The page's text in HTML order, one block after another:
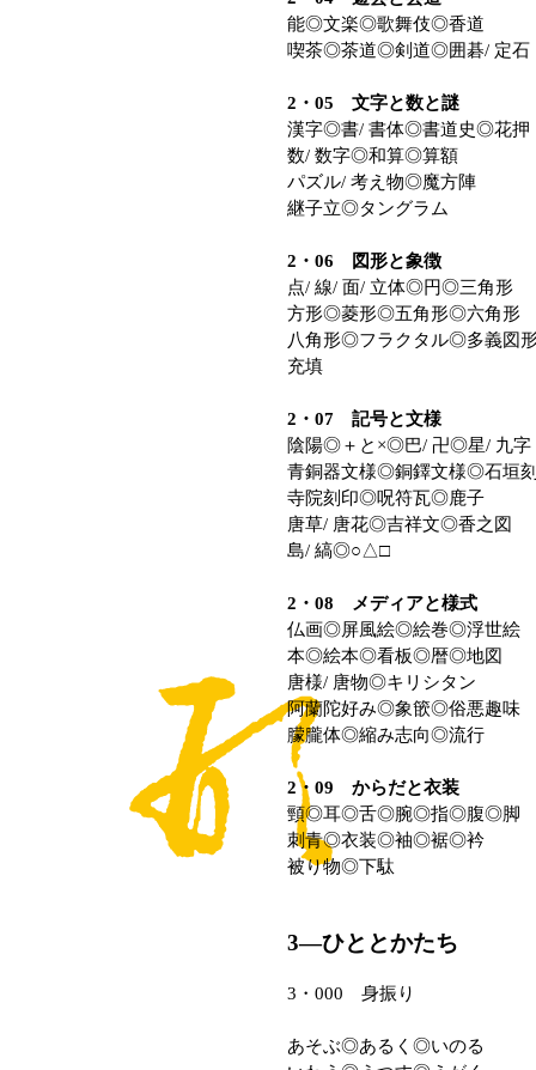
能◎文楽◎歌舞伎◎香道
喫茶◎茶道◎剣道◎囲碁/ 定石
2・05 文字と数と謎
漢字◎書/ 書体◎書道史◎花押
数/ 数字◎和算◎算額
パズル/ 考え物◎魔方陣
継子立◎タングラム
2・06 図形と象徴
点/ 線/ 面/ 立体◎円◎三角形
方形◎菱形◎五角形◎六角形
八角形◎フラクタル◎多義図
充填
2・07 記号と文様
陰陽◎＋と×◎巴/ 卍◎星/ 九字
青銅器文様◎銅鐸文様◎石垣
寺院刻印◎呪符瓦◎鹿子
唐草/ 唐花◎吉祥文◎香之図
島/ 縞◎○△□
2・08 メディアと様式
仏画◎屏風絵◎絵巻◎浮世絵
本◎絵本◎看板◎暦◎地図
唐様/ 唐物◎キリシタン
阿蘭陀好み◎象篏◎俗悪趣味
朦朧体◎縮み志向◎流行
2・09 からだと衣装
頸◎耳◎舌◎腕◎指◎腹◎脚
刺青◎衣装◎袖◎裾◎衿
被り物◎下駄
3―ひととかたち
3・000 身振り
あそぶ◎あるく◎いのる